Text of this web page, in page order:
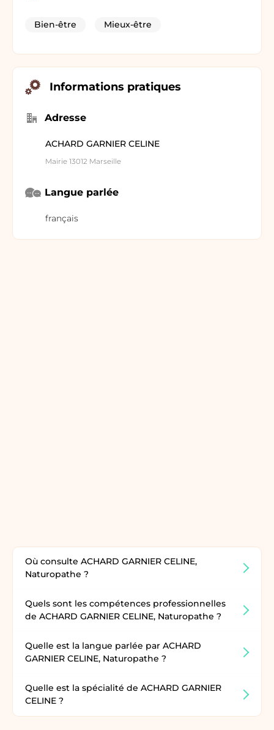
Bien-être Mieux-être
Informations pratiques
Adresse
ACHARD GARNIER CELINE
Mairie 13012 Marseille
Langue parlée
français
Où consulte ACHARD GARNIER CELINE,
Naturopathe ?
Quels sont les compétences professionnelles
de ACHARD GARNIER CELINE, Naturopathe ?
Quelle est la langue parlée par ACHARD
GARNIER CELINE, Naturopathe ?
Quelle est la spécialité de ACHARD GARNIER
CELINE ?